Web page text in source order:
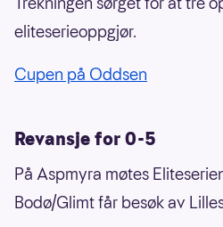
eliteserieoppgjør.
Cupen på Oddsen
Revansje for 0-5
På Aspmyra møtes
Bodø/Glimt får besøk av